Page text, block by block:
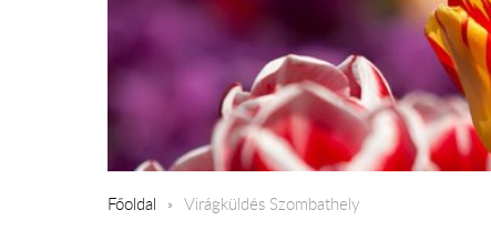
Főoldal Virágküldés Szombathely